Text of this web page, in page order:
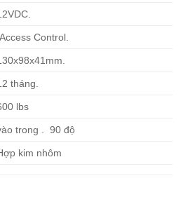
Access Control.
tháng.
lbs
trong . 90 độ
kim nhôm